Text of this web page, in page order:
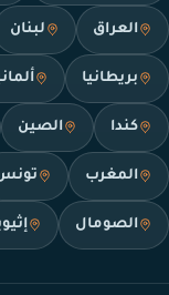
العراق لبنان
بريطانيا
كندا الصين
المغرب
الصومال